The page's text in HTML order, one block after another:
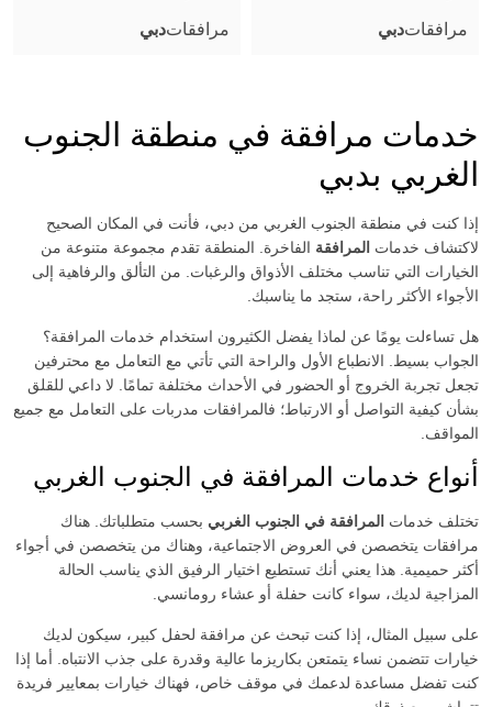
خدمات مرافقة في منطقة الجنوب
الغربي بدبي
إذا كنت في منطقة الجنوب الغربي من دبي، فأنت في المكان الصحيح
لاكتشاف خدمات المرافقة الفاخرة. المنطقة تقدم مجموعة متنوعة من
الخيارات التي تناسب مختلف الأذواق والرغبات. من التألق والرفاهية إلى
الأجواء الأكثر راحة، ستجد ما يناسبك.
هل تساءلت يومًا عن لماذا يفضل الكثيرون استخدام خدمات المرافقة؟
الجواب بسيط. الانطباع الأول والراحة التي تأتي مع التعامل مع محترفين
تجعل تجربة الخروج أو الحضور في الأحداث مختلفة تمامًا. لا داعي للقلق
بشأن كيفية التواصل أو الارتباط؛ فالمرافقات مدربات على التعامل مع جميع
المواقف.
أنواع خدمات المرافقة في الجنوب الغربي
تختلف خدمات المرافقة في الجنوب الغربي بحسب متطلباتك. هناك
مرافقات يتخصصن في العروض الاجتماعية، وهناك من يتخصصن في أجواء
أكثر حميمية. هذا يعني أنك تستطيع اختيار الرفيق الذي يناسب الحالة
المزاجية لديك، سواء كانت حفلة أو عشاء رومانسي.
على سبيل المثال، إذا كنت تبحث عن مرافقة لحفل كبير، سيكون لديك
خيارات تتضمن نساء يتمتعن بكاريزما عالية وقدرة على جذب الانتباه. أما إذا
كنت تفضل مساعدة لدعمك في موقف خاص، فهناك خيارات بمعايير فريدة
مرافقاتدبي مرافقاتدبي